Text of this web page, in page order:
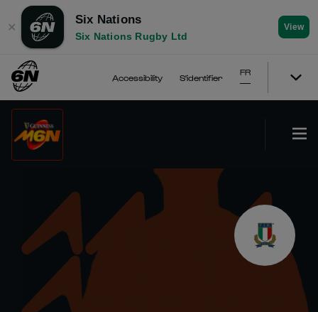
✕
Six Nations
Six Nations Rugby Ltd
View
Accessibility S'identifier
FR